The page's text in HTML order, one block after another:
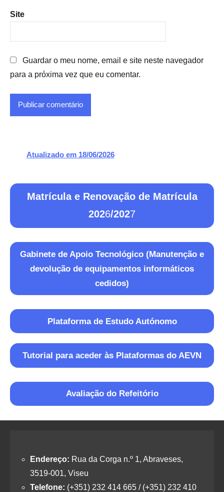
Site
Guardar o meu nome, email e site neste navegador
para a próxima vez que eu comentar.
Atualizado em 18/06/2026
Matrícula e Renovação de Matrícula
2026/2027
Gabinete de Apoio Tecnológico (Manutenção e
devolução de equipamentos informáticos
cedidos)
Plataforma de Estudo Autónomo
Tutorial para aceder às Plataformas do AEVN
Avaliação do Refeitório
Endereço: Rua da Corga n.º 1, Abraveses,
3519-001, Viseu
Telefone: (+351) 232 414 665 / (+351) 232 410